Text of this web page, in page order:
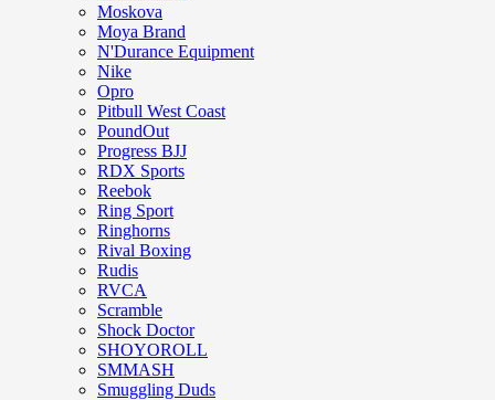
Moskova
Moya Brand
N'Durance Equipment
Nike
Opro
Pitbull West Coast
PoundOut
Progress BJJ
RDX Sports
Reebok
Ring Sport
Ringhorns
Rival Boxing
Rudis
RVCA
Scramble
Shock Doctor
SHOYOROLL
SMMASH
Smuggling Duds